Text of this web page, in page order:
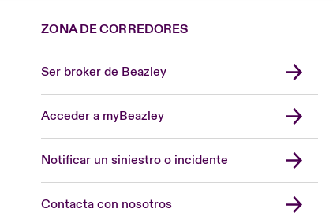
ZONA DE CORREDORES
Ser broker de Beazley
Acceder a myBeazley
Notificar un siniestro o incidente
Contacta con nosotros